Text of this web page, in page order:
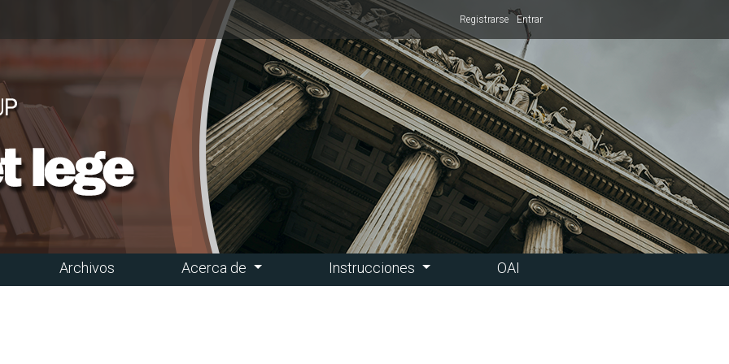
Registrarse Entrar
Archivos Acerca de Instrucciones OAI